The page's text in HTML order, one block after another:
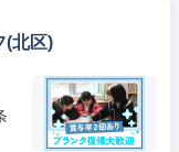
(北区)